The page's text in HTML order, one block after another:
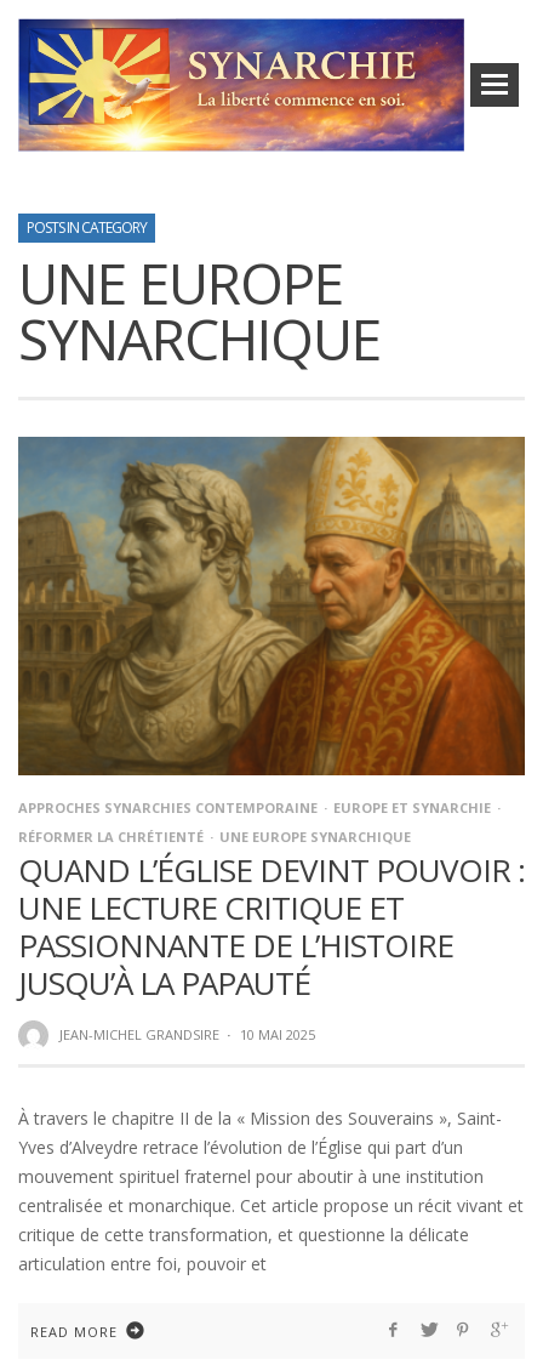
POSTS IN CATEGORY
UNE EUROPE
SYNARCHIQUE
APPROCHES SYNARCHIES CONTEMPORAINE
EUROPE ET SYNARCHIE
RÉFORMER LA CHRÉTIENTÉ
UNE EUROPE SYNARCHIQUE
QUAND L’ÉGLISE DEVINT POUVOIR :
UNE LECTURE CRITIQUE ET
PASSIONNANTE DE L’HISTOIRE
JUSQU’À LA PAPAUTÉ
JEAN-MICHEL GRANDSIRE · 10 MAI 2025
À travers le chapitre II de la « Mission des Souverains », Saint-
Yves d’Alveydre retrace l’évolution de l’Église qui part d’un
mouvement spirituel fraternel pour aboutir à une institution
centralisée et monarchique. Cet article propose un récit vivant et
critique de cette transformation, et questionne la délicate
articulation entre foi, pouvoir et
READ MORE